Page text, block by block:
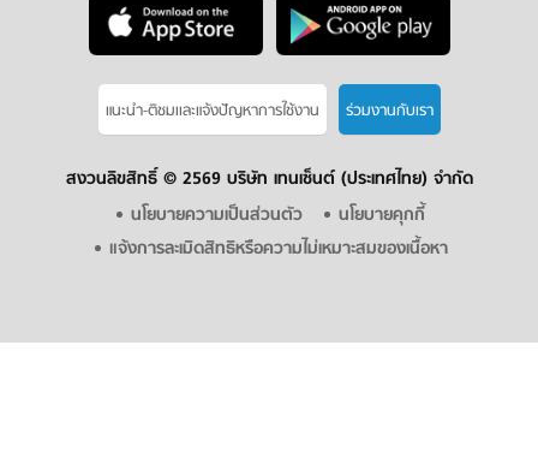
แนะนำ-ติชมเเละแจ้งปัญหาการใช้งาน ร่วมงานกับเรา
สงวนลิขสิทธิ์ © 2569 บริษัท เทนเซ็นต์ (ประเทศไทย) จำกัด
นโยบายความเป็นส่วนตัว
นโยบายคุกกี้
แจ้งการละเมิดสิทธิหรือความไม่เหมาะสมของเนื้อหา